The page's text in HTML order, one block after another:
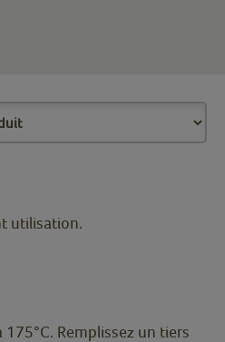
utilisation.
Remplissez un tiers